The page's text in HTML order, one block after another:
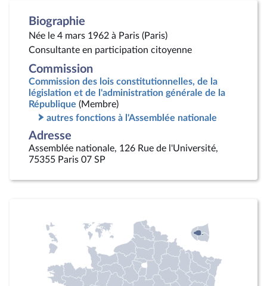
Biographie
Née le 4 mars 1962 à Paris (Paris)
Consultante en participation citoyenne
Commission
Commission des lois constitutionnelles, de la
législation et de l'administration générale de la
République (Membre)
autres fonctions à l'Assemblée nationale
Adresse
Assemblée nationale, 126 Rue de l'Université,
75355 Paris 07 SP